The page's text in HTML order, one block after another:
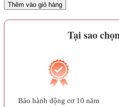
Thêm vào giỏ hàng
Tại sao
Bảo hành động cơ 10 năm